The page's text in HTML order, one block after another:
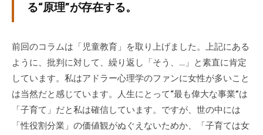
る“原理”が存在する。
前回のコラムは「児童教育」を取り上げました。上記にある
ように、批判に対して、繰り返し「そう、…」と素直に肯定
しています。私はアドラー心理学のファンに女性が多いこと
は当然だと感じています。人生にとって“最も偉大な事業”は
「子育て」だと私は確信しています。ですが、世の中には
「性役割分業」の価値観がぬぐえないためか、「子育ては女